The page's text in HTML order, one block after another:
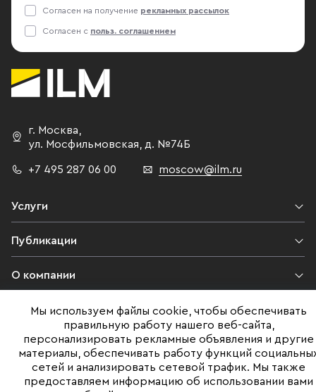
Согласен на получение рекламных рассылок
Согласен с польз. соглашением
г. Москва
ул. Мосфильмовская,
д. №74Б
+7 495 287 06 00 moscow@ilm.ru
Услуги
Публикации
О компании
Контакты
Юридическая информация
Мы используем файлы cookie, чтобы обеспечивать
правильную работу нашего веб-сайта,
персонализировать рекламные объявления и другие
материалы, обеспечивать работу функций
сетей и анализировать сетевой трафик. Мы также
предоставляем информацию об использовании вами